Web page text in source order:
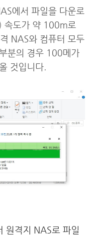
에서 파일을 다운로
속도가 약 100m로
NAS와 컴퓨터 모두
분의 경우 100메가
것입니다.
원격지 NAS로 파일